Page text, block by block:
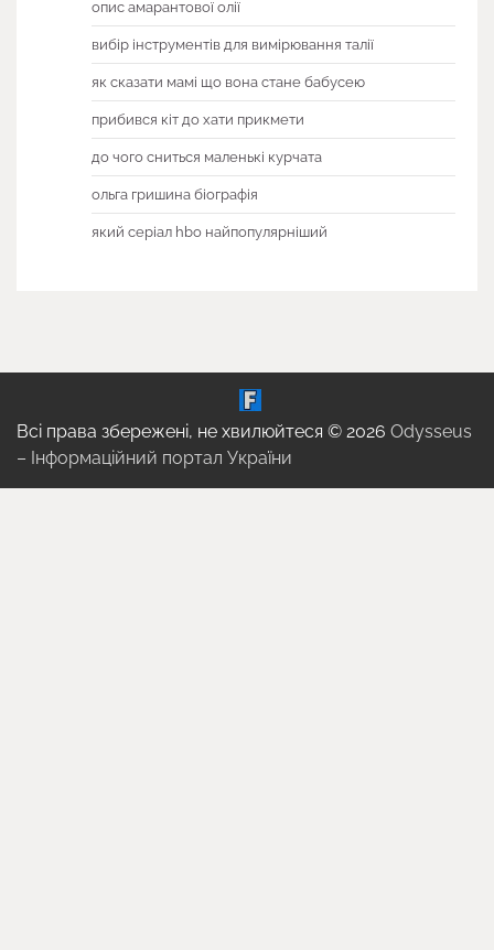
опис амарантової олії
вибір інструментів для вимірювання талії
як сказати мамі що вона стане бабусею
прибився кіт до хати прикмети
до чого сниться маленькі курчата
ольга гришина біографія
який серіал hbo найпопулярніший
Всі права збережені, не хвилюйтеся © 2026 Odysseus
– Інформаційний портал України